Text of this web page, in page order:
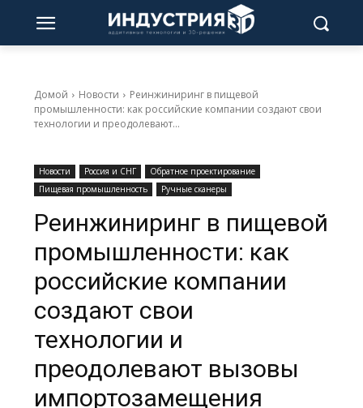
Домой Новости
Реинжиниринг в пищевой
промышленности: как российские компании создают свои
технологии и преодолевают...
Новости Россия и СНГ
Обратное проектирование
Пищевая промышленность
Ручные сканеры
Реинжиниринг в пищевой
промышленности: как
российские компании
создают свои
технологии и
преодолевают вызовы
импортозамещения